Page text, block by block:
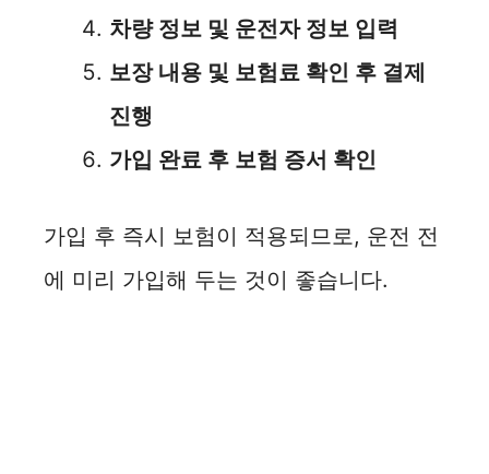
차량 정보 및 운전자 정보 입력
보장 내용 및 보험료 확인 후 결제
진행
가입 완료 후 보험 증서 확인
가입 후 즉시 보험이 적용되므로, 운전 전
에 미리 가입해 두는 것이 좋습니다.